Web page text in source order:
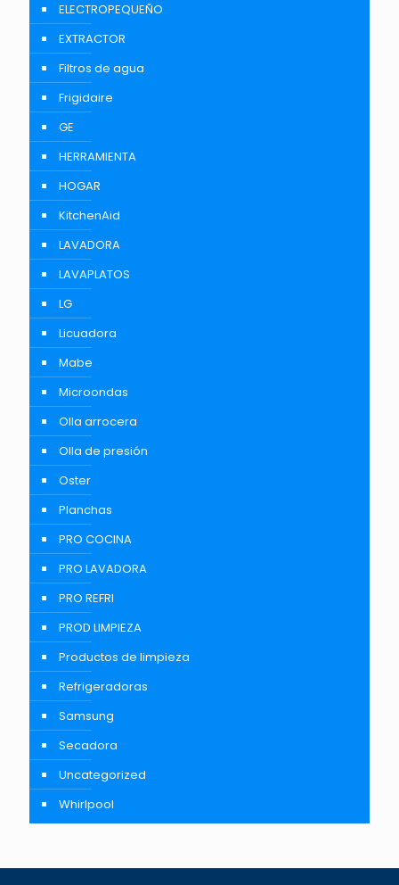
ELECTROPEQUEÑO
EXTRACTOR
Filtros de agua
Frigidaire
GE
HERRAMIENTA
HOGAR
KitchenAid
LAVADORA
LAVAPLATOS
LG
Licuadora
Mabe
Microondas
Olla arrocera
Olla de presión
Oster
Planchas
PRO COCINA
PRO LAVADORA
PRO REFRI
PROD LIMPIEZA
Productos de limpieza
Refrigeradoras
Samsung
Secadora
Uncategorized
Whirlpool